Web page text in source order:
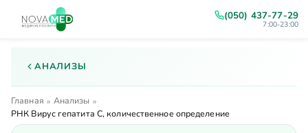
(050) 437-77-29
7:00-23:00
АНАЛИЗЫ
Главная » Анализы »
РНК Вирус гепатита С, количественное определение